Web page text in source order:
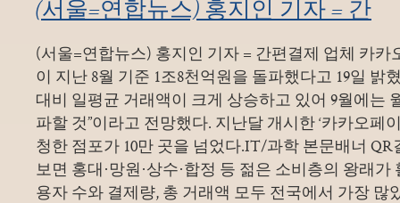
(서울=연합뉴스) 홍지인 기자 = 간
(서울=연합뉴스) 홍지인 기자 = 간편결제 업체 카카
이 지난 8월 기준 1조8천억원을 돌파했다고 19일 밝
대비 일평균 거래액이 크게 상승하고 있어 9월에는
파할 것”이라고 전망했다. 지난달 개시한 ‘카카오페
청한 점포가 10만 곳을 넘었다.IT/과학 본문배너
보면 홍대·망원·상수·합정 등 젊은 소비층의 왕래
용자 수와 결제량, 총 거래액 모두 전국에서 가장 많